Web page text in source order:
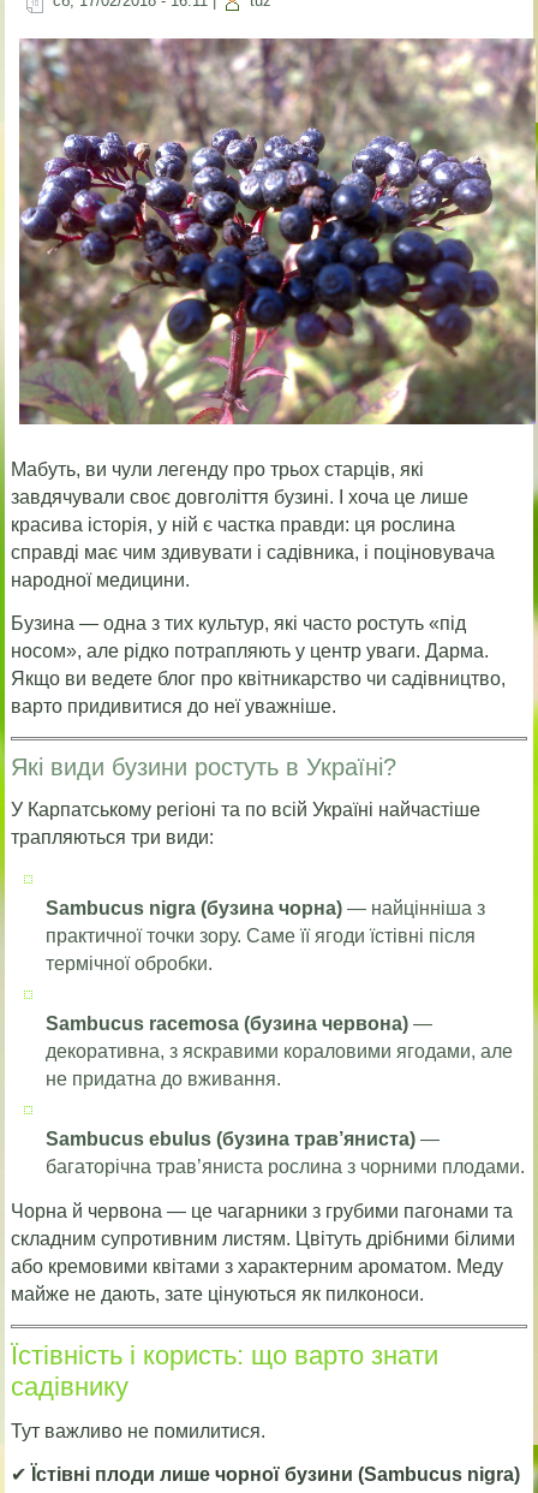
Мабуть, ви чули легенду про трьох старців, які
завдячували своє довголіття бузині. І хоча це лише
красива історія, у ній є частка правди: ця рослина
справді має чим здивувати і садівника, і поціновувача
народної медицини.
Бузина — одна з тих культур, які часто ростуть «під
носом», але рідко потрапляють у центр уваги. Дарма.
Якщо ви ведете блог про квітникарство чи садівництво,
варто придивитися до неї уважніше.
Які види бузини ростуть в Україні?
У Карпатському регіоні та по всій Україні найчастіше
трапляються три види:
Sambucus nigra (бузина чорна) — найцінніша з
практичної точки зору. Саме її ягоди їстівні після
термічної обробки.
Sambucus racemosa (бузина червона) —
декоративна, з яскравими кораловими ягодами, але
не придатна до вживання.
Sambucus ebulus (бузина трав’яниста) —
багаторічна трав’яниста рослина з чорними плодами.
Чорна й червона — це чагарники з грубими пагонами та
складним супротивним листям. Цвітуть дрібними білими
або кремовими квітами з характерним ароматом. Меду
майже не дають, зате цінуються як пилконоси.
Їстівність і користь: що варто знати
садівнику
Тут важливо не помилитися.
✔ Їстівні плоди лише чорної бузини (Sambucus nigra)